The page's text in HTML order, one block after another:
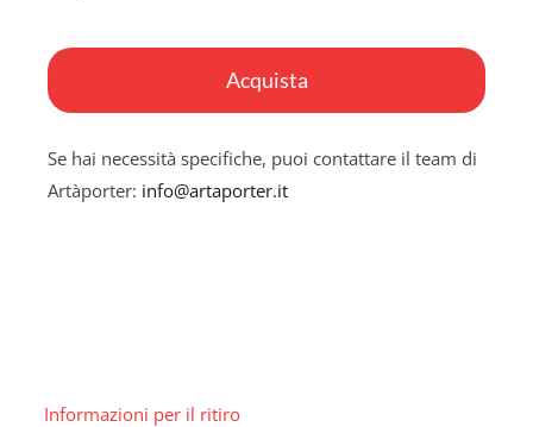
Acquista
Se hai necessità specifiche, puoi contattare il team di
Artàporter: info@artaporter.it
Informazioni per il ritiro